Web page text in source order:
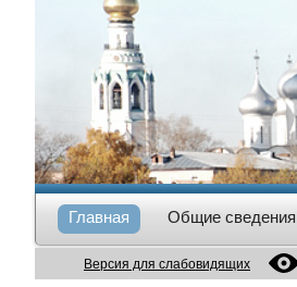
Главная Общие сведения
Версия для слабовидящих